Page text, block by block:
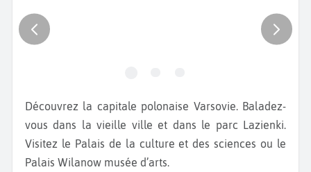
Découvrez la capitale polonaise Varsovie. Baladez-
vous dans la vieille ville et dans le parc Lazienki.
Visitez le Palais de la culture et des sciences ou le
Palais Wilanow musée d’arts.